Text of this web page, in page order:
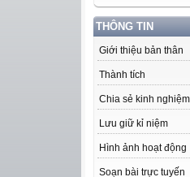
THÔNG TIN
Giới thiệu bản thân
Thành tích
Chia sẻ kinh nghiệm
Lưu giữ kỉ niệm
Hình ảnh hoạt động
Soạn bài trực tuyến